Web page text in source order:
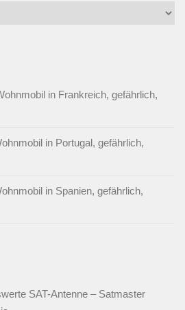
in Frankreich, gefährlich,
in Portugal, gefährlich,
in Spanien, gefährlich,
SAT-Antenne – Satmaster